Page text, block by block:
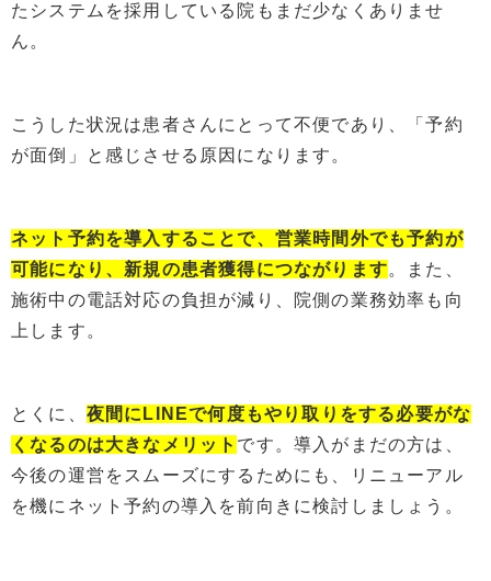
たシステムを採用している院もまだ少なくありませ
ん。
こうした状況は患者さんにとって不便であり、「予約
が面倒」と感じさせる原因になります。
ネット予約を導入することで、営業時間外でも予約が
可能になり、新規の患者獲得につながります。また、
施術中の電話対応の負担が減り、院側の業務効率も向
上します。
とくに、 夜間にLINEで何度もやり取りをする必要がな
くなるのは大きなメリット です。導入がまだの方は、
今後の運営をスムーズにするためにも、リニューアル
を機にネット予約の導入を前向きに検討しましょう。